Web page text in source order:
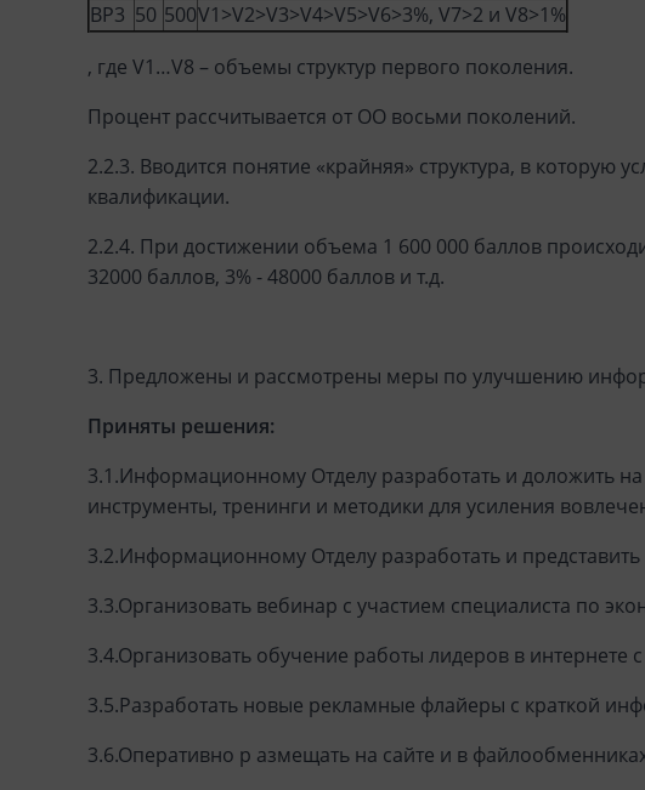
BP3 50 500V1>V2>V3>V4>V5>V6>3%, V7>2 и V8>1%
, где V1…V8 – объемы структур первого поколения.
Процент рассчитывается от ОО восьми поколений.
2.2.3. Вводится понятие «крайняя» структура, в
квалификации.
2.2.4. При достижении объема 1 600 000 баллов
32000 баллов, 3% - 48000 баллов и т.д.
3. Предложены и рассмотрены меры по улучшению
Приняты решения:
3.1.Информационному Отделу разработать и доложить
инструменты, тренинги и методики для усиления
3.2.Информационному Отделу разработать и
3.3.Организовать вебинар с участием специалиста по
3.4.Организовать обучение работы лидеров в интернете
3.5.Разработать новые рекламные флайеры с краткой
3.6.Оперативно р азмещать на сайте и в